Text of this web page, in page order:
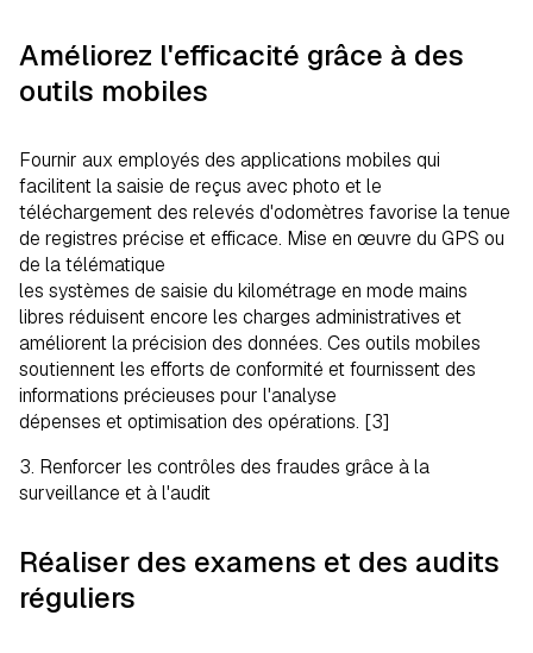
Améliorez l'efficacité grâce à des
outils mobiles
Fournir aux employés des applications mobiles qui
facilitent la saisie de reçus avec photo et le
téléchargement des relevés d'odomètres favorise la tenue
de registres précise et efficace. Mise en œuvre du GPS ou
de la télématique
les systèmes de saisie du kilométrage en mode mains
libres réduisent encore les charges administratives et
améliorent la précision des données. Ces outils mobiles
soutiennent les efforts de conformité et fournissent des
informations précieuses pour l'analyse
dépenses et optimisation des opérations. [3]
3. Renforcer les contrôles des fraudes grâce à la
surveillance et à l'audit
Réaliser des examens et des audits
réguliers